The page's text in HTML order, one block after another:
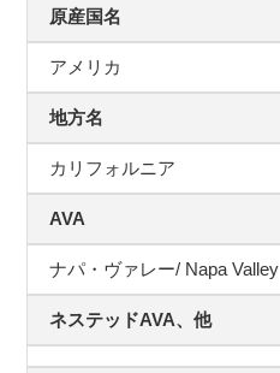
原産国名
アメリカ
地方名
カリフォルニア
AVA
ナパ・ヴァレー/ Napa Valley
ネステッドAVA、他